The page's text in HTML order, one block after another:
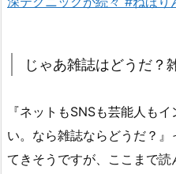
じゃあ雑誌はどうだ？
『ネットもSNSも芸能人も
い。なら雑誌ならどうだ？
てきそうですが、ここまで